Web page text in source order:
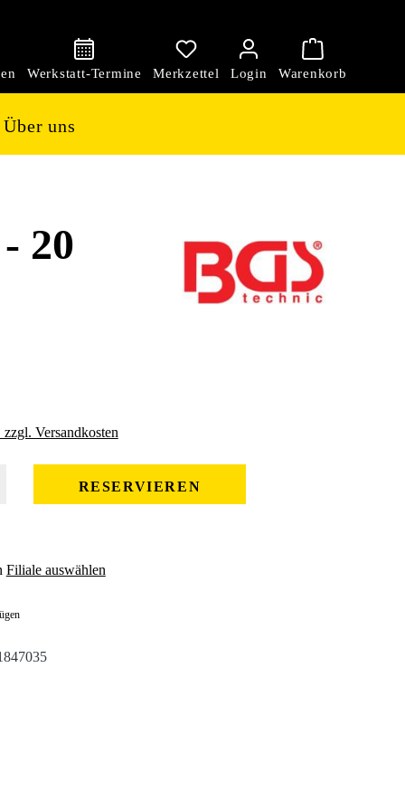
Über uns
20
Versandkosten
RESERVIEREN
Filiale auswählen